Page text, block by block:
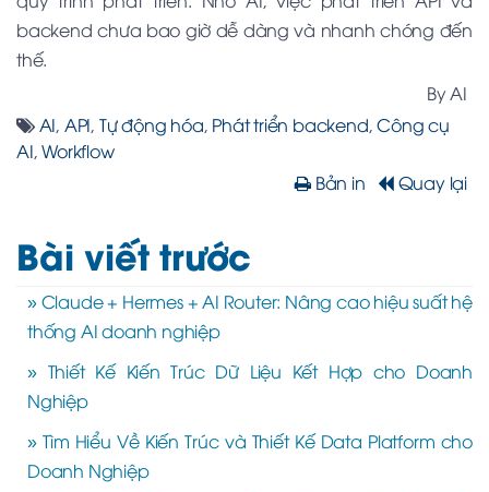
backend chưa bao giờ dễ dàng và nhanh chóng đến
thế.
By AI
AI, API, Tự động hóa, Phát triển backend,Công cụ
AI,Workflow
Bản in
Quay lại
Bài viết trước
» Claude + Hermes + AI Router: Nâng cao hiệu suất hệ
thống AI doanh nghiệp
» Thiết Kế Kiến Trúc Dữ Liệu Kết Hợp cho Doanh
Nghiệp
» Tìm Hiểu Về Kiến Trúc và Thiết Kế Data Platform cho
Doanh Nghiệp